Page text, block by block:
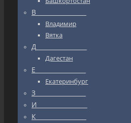
В_________________
Владимир
Вятка
Д_________________
Дагестан
Е_________________
Екатеринбург
З_________________
И_________________
К_________________